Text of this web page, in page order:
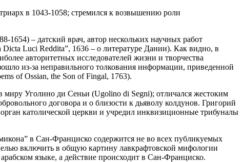
в 1043-1058; стремился к возвышению роли
– датский врач, автор нескольких научных работ
Luci Reddita”, 1636 – о литературе Дании). Как видно, в
авторитетных исследователей жизни и творчества
из-за неправильного толкования информации, приведенной
of Ossian, the Son of Fingal, 1763).
Уголино ди Сеньи (Ugolino di Segni); отличался жестоким
договора и о близости к дьяволу колдунов. Григорий
католической церкви и учредил инквизиционные трибуналы
в Сан-Франциско содержится не во всех публикуемых
включить в общую картину лавкрафтовской мифологии
языке, а действие происходит в Сан-Франциско.